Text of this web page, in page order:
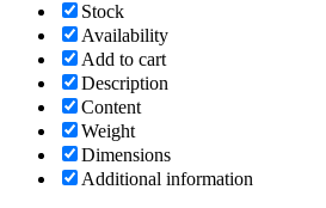
Stock
Availability
Add to cart
Description
Content
Weight
Dimensions
Additional information